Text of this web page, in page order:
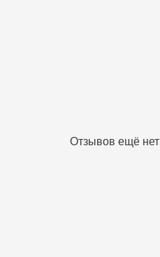
Отзывов ещё нет